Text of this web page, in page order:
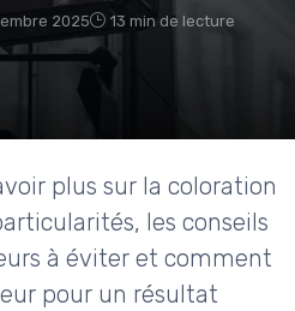
2025 13 min de lecture
plus sur la coloration
les conseils
à éviter et comment
pour un résultat